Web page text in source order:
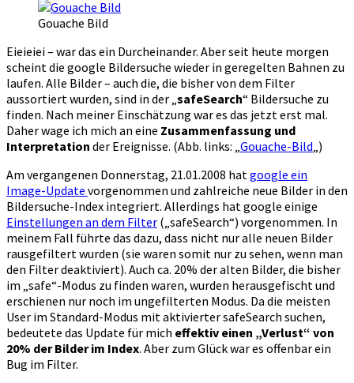
Gouache Bild
Eieieiei – war das ein Durcheinander. Aber seit heute morgen
scheint die google Bildersuche wieder in geregelten Bahnen zu
laufen. Alle Bilder – auch die, die bisher von dem Filter
aussortiert wurden, sind in der „ safeSearch“ Bildersuche zu
finden. Nach meiner Einschätzung war es das jetzt erst mal.
Daher wage ich mich an eine Zusammenfassung und
Interpretation der Ereignisse. (Abb. links: „ Gouache-Bild „)
Am vergangenen Donnerstag, 21.01.2008 hat google ein
Image-Update vorgenommen und zahlreiche neue Bilder in den
Bildersuche-Index integriert. Allerdings hat google einige
Einstellungen an dem Filter („safeSearch“) vorgenommen. In
meinem Fall führte das dazu, dass nicht nur alle neuen Bilder
rausgefiltert wurden (sie waren somit nur zu sehen, wenn man
den Filter deaktiviert). Auch ca. 20% der alten Bilder, die bisher
im „safe“-Modus zu finden waren, wurden herausgefischt und
erschienen nur noch im ungefilterten Modus. Da die meisten
User im Standard-Modus mit aktivierter safeSearch suchen,
bedeutete das Update für mich effektiv einen „Verlust“ von
20% der Bilder im Index. Aber zum Glück war es offenbar ein
Bug im Filter.